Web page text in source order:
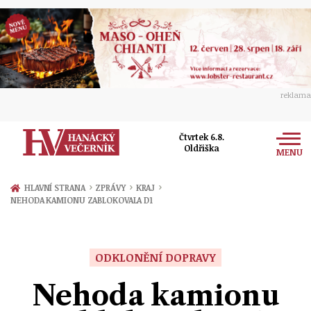
reklama
Čtvrtek 6.8.
Oldřiška
MENU
Zprávy
Přerov
Ekonomika
Ženy
Sport
HLAVNÍ STRANA › ZPRÁVY › KRAJ ›
NEHODA KAMIONU ZABLOKOVALA D1
ODKLONĚNÍ DOPRAVY
Nehoda kamionu